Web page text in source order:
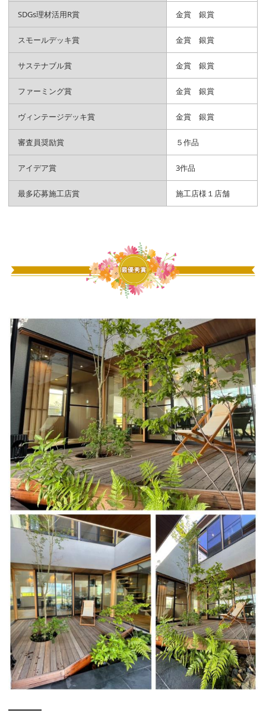
SDGs理材活用R賞 金賞 銀賞
スモールデッキ賞 金賞 銀賞
サステナブル賞 金賞 銀賞
ファーミング賞 金賞 銀賞
ヴィンテージデッキ賞 金賞 銀賞
審査員奨励賞 ５作品
アイデア賞 3作品
最多応募施工店賞 施工店様１店舗